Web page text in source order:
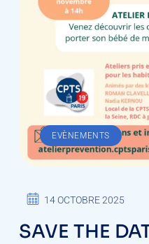
EVÈNEMENTS
14 OCTOBRE 2025
SAVE THE